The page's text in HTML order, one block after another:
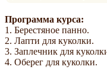
Программа курса:
1. Берестяное панно.
2. Лапти для куколки.
3. Заплечник для
4. Оберег для куколки.